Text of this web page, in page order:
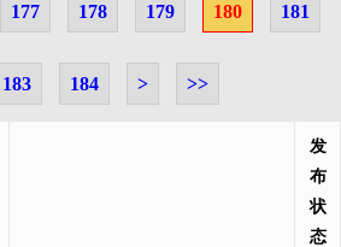
177 178 179 180 181
183 184 > >>
发
布
状
态